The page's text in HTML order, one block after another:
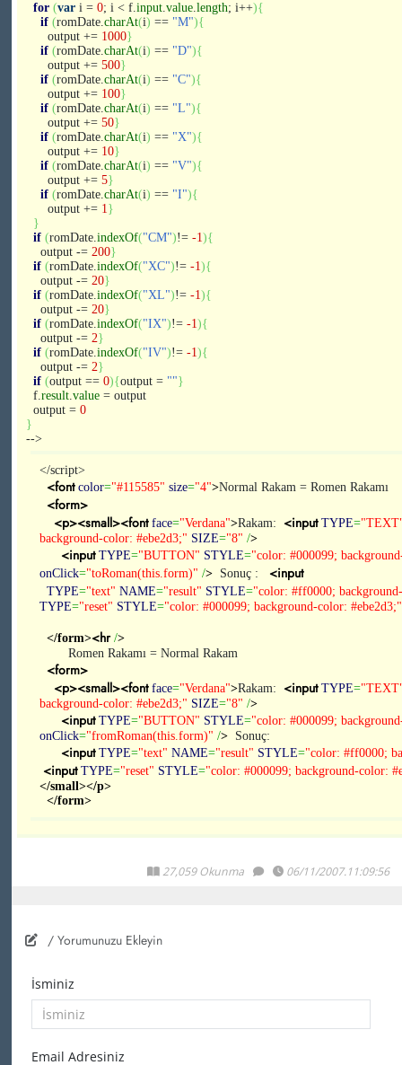
for (var i = 0; i < f.input.value.length; i++){
if (romDate.charAt(i) == "M"){
output += 1000}
if (romDate.charAt(i) == "D"){
output += 500}
if (romDate.charAt(i) == "C"){
output += 100}
if (romDate.charAt(i) == "L"){
output += 50}
if (romDate.charAt(i) == "X"){
output += 10}
if (romDate.charAt(i) == "V"){
output += 5}
if (romDate.charAt(i) == "I"){
output += 1}
}
if (romDate.indexOf("CM")!= -1){
output -= 200}
if (romDate.indexOf("XC")!= -1){
output -= 20}
if (romDate.indexOf("XL")!= -1){
output -= 20}
if (romDate.indexOf("IX")!= -1){
output -= 2}
if (romDate.indexOf("IV")!= -1){
output -= 2}
if (output == 0){output = ""}
f.result.value = output
output = 0
}
-->
</script>
<font color="#115585" size="4">Normal Rakam = Romen Rakamı
<form>
<p><small><font face="Verdana">Rakam: <input TYPE=
background-color: #ebe2d3;" SIZE="8" />
<input TYPE="BUTTON" STYLE="color: #000099;
onClick="toRoman(this.form)" /> Sonuç : <input
TYPE="text" NAME="result" STYLE="color: #ff0000;
TYPE="reset" STYLE="color: #000099; background-color: #ebe2d3;"
</form><hr/>
Romen Rakamı = Normal Rakam
<form>
<p><small><font face="Verdana">Rakam: <input TYPE=
background-color: #ebe2d3;" SIZE="8" />
<input TYPE="BUTTON" STYLE="color: #000099;
onClick="fromRoman(this.form)" /> Sonuç:
<input TYPE="text" NAME="result" STYLE="color: #ff0000;
<input TYPE="reset" STYLE="color: #000099; background-color:
</small></p>
</form>
27,059 Okunma 06/11/2007.11:09:56
/ Yorumunuzu Ekleyin
İsminiz
Email Adresiniz